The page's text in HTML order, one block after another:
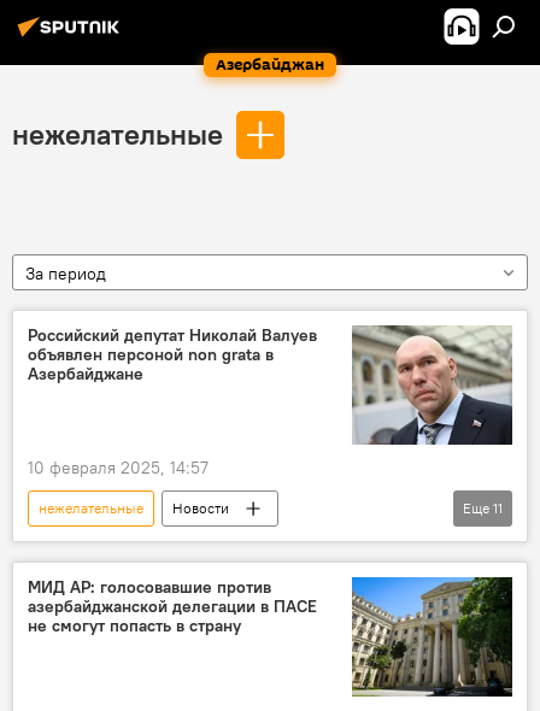
Азербайджан
нежелательные
За период
Российский депутат Николай Валуев
объявлен персоной non grata в
Азербайджане
10 февраля 2025, 14:57
нежелательные
Новости
МИД Азербайджана
Азербайджан
Госдум РФ
Депутат
Персона нон грата
запрет на въезд
Еще 11
МИД АР: голосовавшие против
азербайджанской делегации в ПАСЕ
не смогут попасть в страну